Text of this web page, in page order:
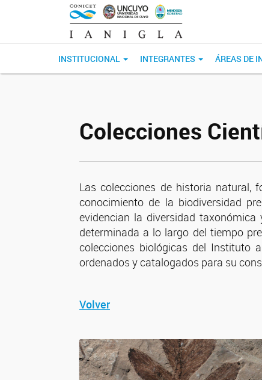
INSTITUCIONAL INTEGRANTES ÁREAS DE
Colecciones
Las colecciones de historia natural,
conocimiento de la biodiversidad
evidencian la diversidad
determinada a lo largo del tiempo
colecciones biológicas del Instituto
ordenados y catalogados para su
Volver